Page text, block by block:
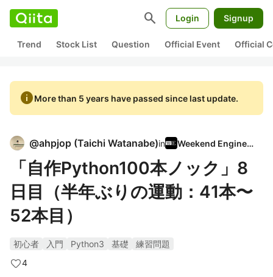
search Login Signup
Trend Stock List Question Official Event Official
infoMore than 5 years have passed since last update.
@ahpjop (Taichi Watanabe)in Weekend Engineer
「自作Python100本ノック」8
日目（半年ぶりの運動：41本〜
52本目）
初心者 入門 Python3 基礎
練習問題
4